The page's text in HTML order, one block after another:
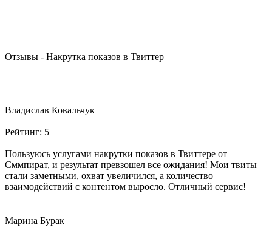
Отзывы - Накрутка показов в Твиттер
Владислав Ковальчук
Рейтинг: 5
Пользуюсь услугами накрутки показов в Твиттере от
Сммпират, и результат превзошел все ожидания! Мои твиты
стали заметными, охват увеличился, а количество
взаимодействий с контентом выросло. Отличный сервис!
Марина Бурак